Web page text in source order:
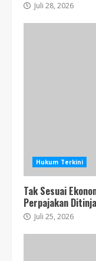
Juli 28, 2026
Hukum Terkini
Tak Sesuai
Perpajakan
Juli 25, 2026